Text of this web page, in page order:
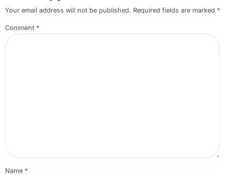
Your email address will not be published. Required fields are marked *
Comment *
Name *